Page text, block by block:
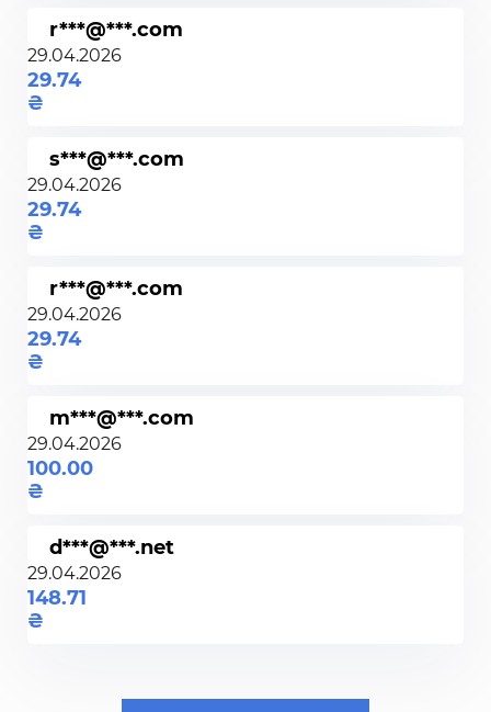
r***@***.com
29.04.2026
29.74
s***@***.com
29.04.2026
29.74
r***@***.com
29.04.2026
29.74
m***@***.com
29.04.2026
100.00
d***@***.net
29.04.2026
148.71